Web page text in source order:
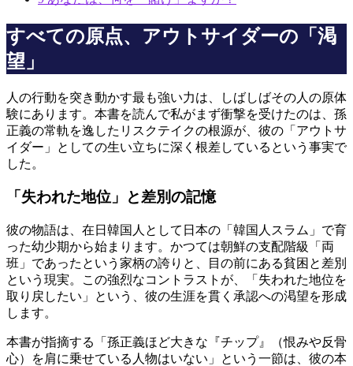
すべての原点、アウトサイダーの「渇
望」
人の行動を突き動かす最も強い力は、しばしばその人の原体
験にあります。本書を読んで私がまず衝撃を受けたのは、孫
正義の常軌を逸したリスクテイクの根源が、彼の「アウトサ
イダー」としての生い立ちに深く根差しているという事実で
した。
「失われた地位」と差別の記憶
彼の物語は、在日韓国人として日本の「韓国人スラム」で育
った幼少期から始まります。かつては朝鮮の支配階級「両
班」であったという家柄の誇りと、目の前にある貧困と差別
という現実。この強烈なコントラストが、「失われた地位を
取り戻したい」という、彼の生涯を貫く承認への渇望を形成
します。
本書が指摘する「孫正義ほど大きな『チップ』（恨みや反骨
心）を肩に乗せている人物はいない」という一節は、彼の本